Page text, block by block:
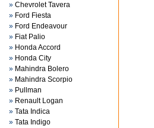
» Chevrolet Tavera
» Ford Fiesta
» Ford Endeavour
» Fiat Palio
» Honda Accord
» Honda City
» Mahindra Bolero
» Mahindra Scorpio
» Pullman
» Renault Logan
» Tata Indica
» Tata Indigo